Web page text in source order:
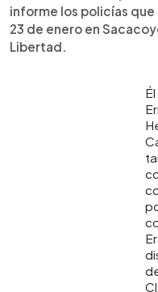
informe los policías
23 de enero en
Libertad.